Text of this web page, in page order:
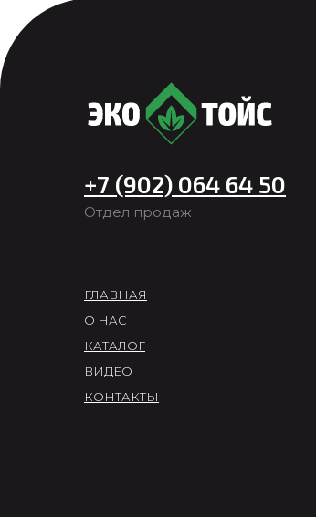
+7 (902) 064 64 50
Отдел продаж
ГЛАВНАЯ
О НАС
КАТАЛОГ
ВИДЕО
КОНТАКТЫ